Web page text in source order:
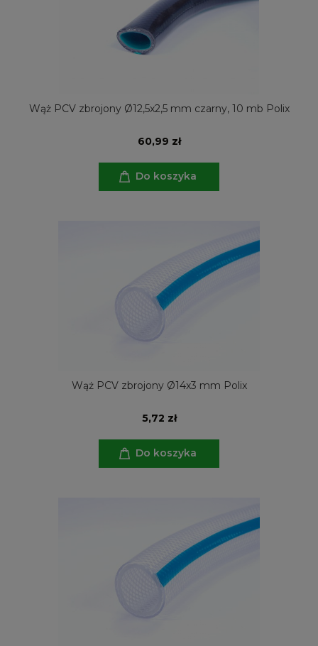
Wąż PCV zbrojony Ø12,5x2,5 mm czarny, 10 mb Polix
60,99 zł
Do koszyka
Wąż PCV zbrojony Ø14x3 mm Polix
5,72 zł
Do koszyka